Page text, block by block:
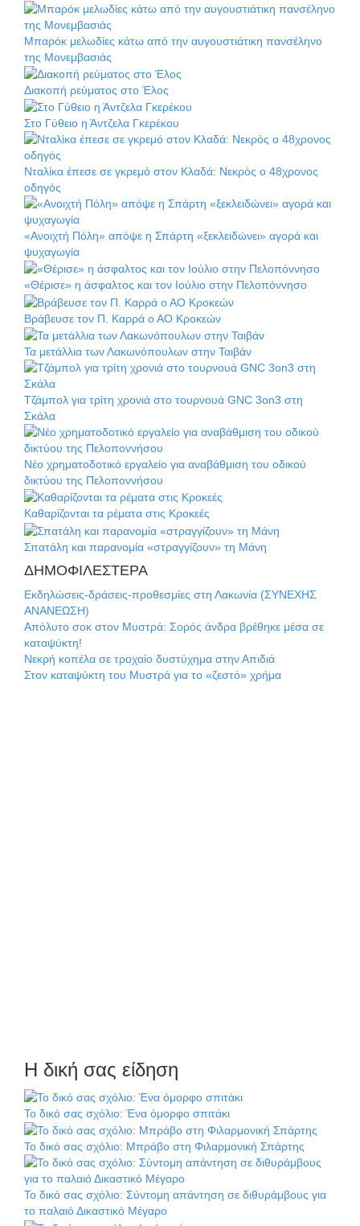
Μπαρόκ μελωδίες κάτω από την αυγουστιάτικη πανσέληνο
της Μονεμβασιάς
Διακοπή ρεύματος στο Έλος
Στο Γύθειο η Άντζελα Γκερέκου
Νταλίκα έπεσε σε γκρεμό στον Κλαδά: Νεκρός ο 48χρονος
οδηγός
«Ανοιχτή Πόλη» απόψε η Σπάρτη «ξεκλειδώνει» αγορά και
ψυχαγωγία
«Θέρισε» η άσφαλτος και τον Ιούλιο στην Πελοπόννησο
Βράβευσε τον Π. Καρρά ο ΑΟ Κροκεών
Τα μετάλλια των Λακωνόπουλων στην Ταιβάν
Τζάμπολ για τρίτη χρονιά στο τουρνουά GNC 3on3 στη
Σκάλα
Νέο χρηματοδοτικό εργαλείο για αναβάθμιση του οδικού
δικτύου της Πελοποννήσου
Καθαρίζονται τα ρέματα στις Κροκεές
Σπατάλη και παρανομία «στραγγίζουν» τη Μάνη
ΔΗΜΟΦΙΛΕΣΤΕΡΑ
Εκδηλώσεις-δράσεις-προθεσμίες στη Λακωνία (ΣΥΝΕΧΗΣ
ΑΝΑΝΕΩΣΗ)
Απόλυτο σοκ στον Μυστρά: Σορός άνδρα βρέθηκε μέσα σε
καταψύκτη!
Νεκρή κοπέλα σε τροχαίο δυστύχημα στην Απιδιά
Στον καταψύκτη του Μυστρά για το «ζεστό» χρήμα
Η δική σας είδηση
Το δικό σας σχόλιο: Ένα όμορφο σπιτάκι
Το δικό σας σχόλιο: Μπράβο στη Φιλαρμονική Σπάρτης
Το δικό σας σχόλιο: Σύντομη απάντηση σε διθυράμβους για
το παλαιό Δικαστικό Μέγαρο